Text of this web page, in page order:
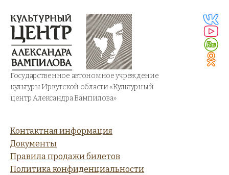
Государственное автономное учреждение
культуры Иркутской области «Культурный
центр Александра Вампилова»
Контактная информация
Документы
Правила продажи билетов
Политика конфиденциальности